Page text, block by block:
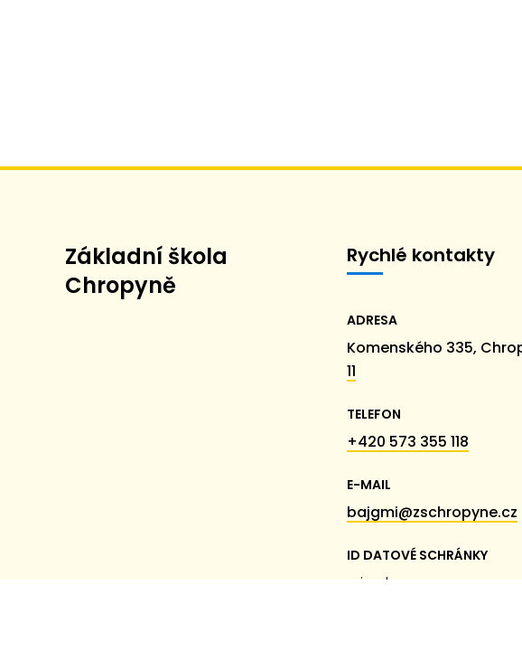
Základní škola
Chropyně
Rychlé kontakty
ADRESA
Komenského 335,
11
TELEFON
+420 573 355 118
E-MAIL
bajgmi@zschropyne.cz
ID DATOVÉ SCHRÁNKY
miumkem